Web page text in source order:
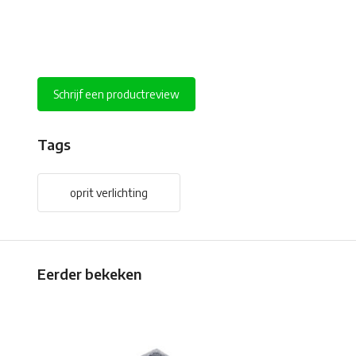
Schrijf een productreview
Tags
oprit verlichting
Eerder bekeken